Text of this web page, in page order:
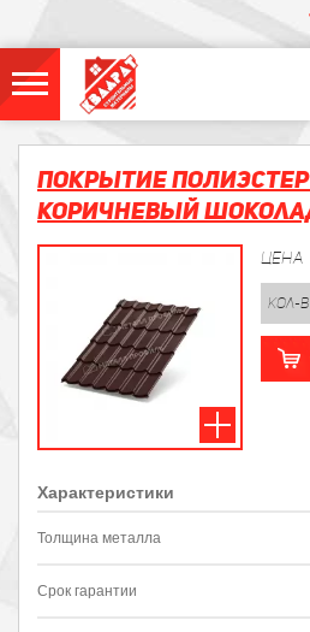
Покрытие ПОЛИЭСТЕР
Коричневый
ЦЕНА
кол-
Характеристики
Толщина металла
Срок гарантии